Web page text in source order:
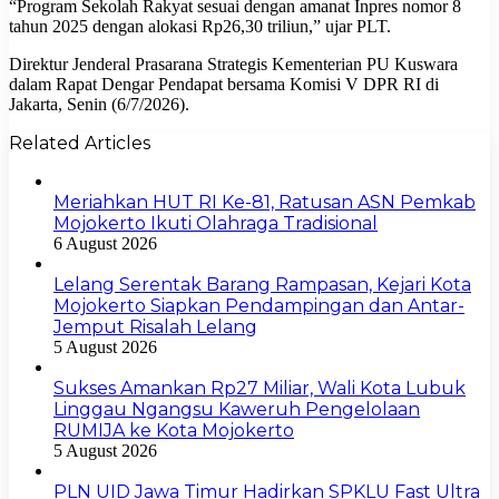
“Program Sekolah Rakyat sesuai dengan amanat Inpres nomor 8
tahun 2025 dengan alokasi Rp26,30 triliun,” ujar PLT.
Direktur Jenderal Prasarana Strategis Kementerian PU Kuswara
dalam Rapat Dengar Pendapat bersama Komisi V DPR RI di
Jakarta, Senin (6/7/2026).
Related Articles
Meriahkan HUT RI Ke-81, Ratusan ASN Pemkab
Mojokerto Ikuti Olahraga Tradisional
6 August 2026
Lelang Serentak Barang Rampasan, Kejari Kota
Mojokerto Siapkan Pendampingan dan Antar-
Jemput Risalah Lelang
5 August 2026
Sukses Amankan Rp27 Miliar, Wali Kota Lubuk
Linggau Ngangsu Kaweruh Pengelolaan
RUMIJA ke Kota Mojokerto
5 August 2026
PLN UID Jawa Timur Hadirkan SPKLU Fast Ultra